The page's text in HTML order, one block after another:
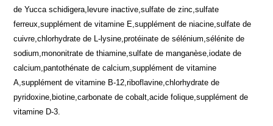
de Yucca schidigera,levure inactive,sulfate de zinc,sulfate
ferreux,supplément de vitamine E,supplément de niacine,sulfate de
cuivre,chlorhydrate de L-lysine,protéinate de sélénium,sélénite de
sodium,mononitrate de thiamine,sulfate de manganèse,iodate de
calcium,pantothénate de calcium,supplément de vitamine
A,supplément de vitamine B-12,riboflavine,chlorhydrate de
pyridoxine,biotine,carbonate de cobalt,acide folique,supplément de
vitamine D-3.